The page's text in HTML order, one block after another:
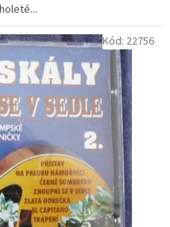
Kód: 22756